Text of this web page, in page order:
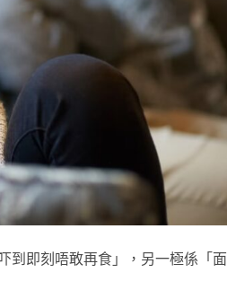
到即刻唔敢再食」，另一極係「面